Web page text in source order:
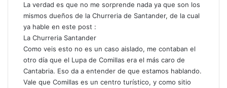
La verdad es que no me sorprende nada ya que son los
mismos dueños de la Churreria de Santander, de la cual
ya hable en este post :
La Churreria Santander
Como veis esto no es un caso aislado, me contaban el
otro día que el Lupa de Comillas era el más caro de
Cantabria. Eso da a entender de que estamos hablando.
Vale que Comillas es un centro turístico, y como sitio